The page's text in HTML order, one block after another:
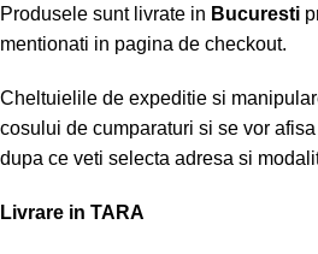
Produsele sunt livrate in Bucuresti
mentionati in pagina de checkout.
Cheltuielile de expeditie si
cosului de cumparaturi si se vor
dupa ce veti selecta adresa si
Livrare in TARA